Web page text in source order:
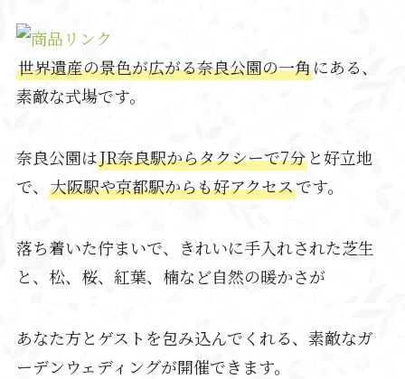
世界遺産の景色が広がる奈良公園の一角にある、
素敵な式場です。
奈良公園はJR奈良駅からタクシーで7分と好立地
で、 大阪駅や京都駅からも好アクセスです。
落ち着いた佇まいで、きれいに手入れされた芝生
と、松、桜、紅葉、楠など自然の暖かさが
あなた方とゲストを包み込んでくれる、素敵なガ
ーデンウェディングが開催できます。